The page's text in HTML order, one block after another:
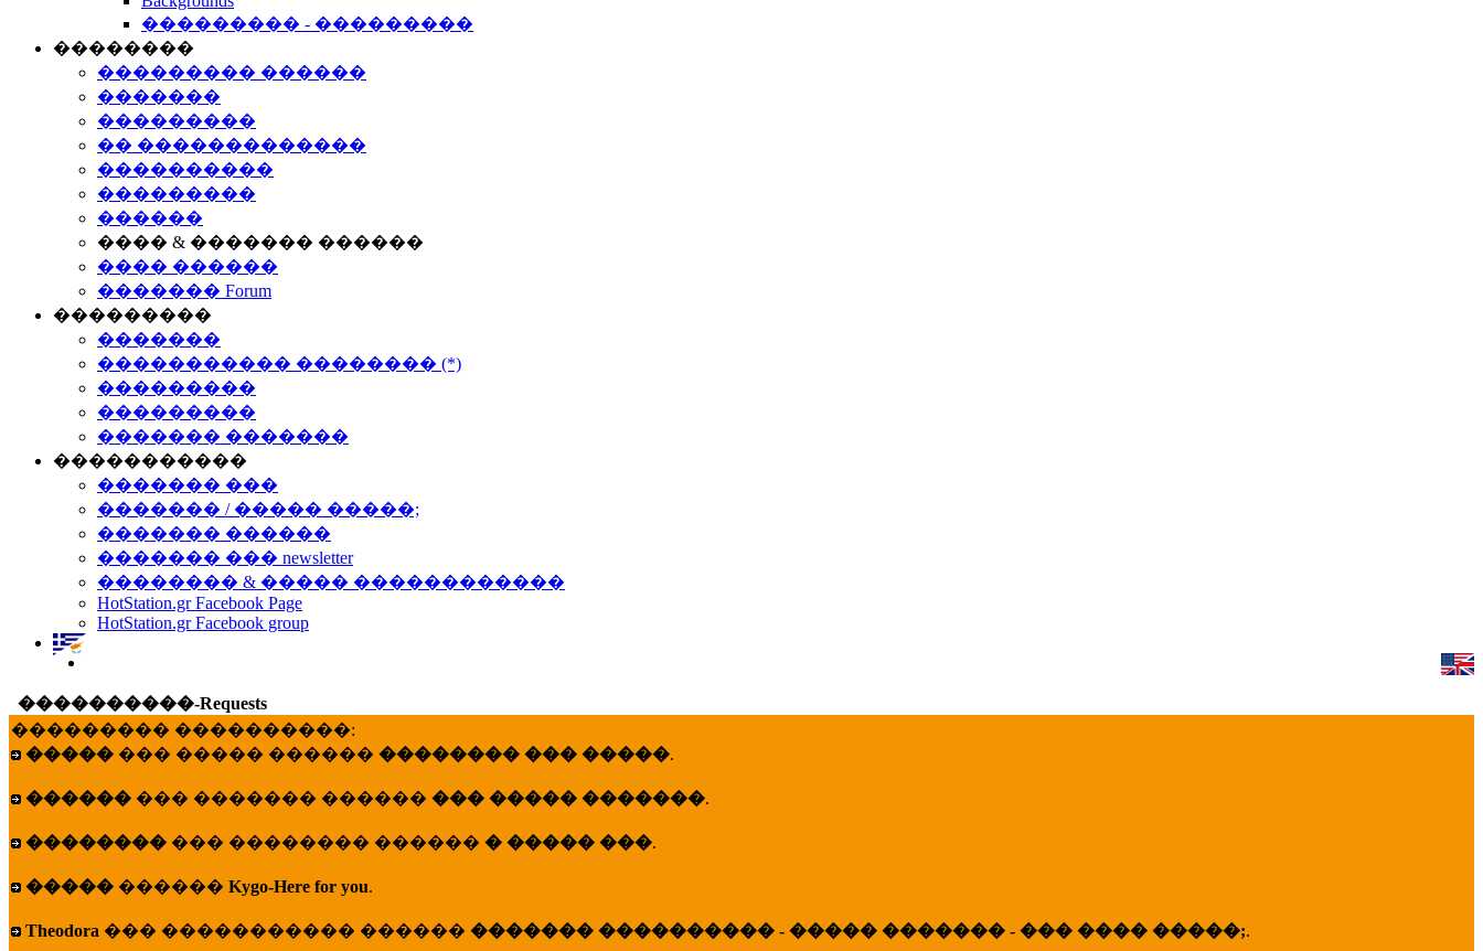
��������� - ���������
��������
��������� ������
�������
���������
�� �������������
����������
���������
������
���� & ������� ������
���� ������
������� Forum
���������
�������
����������� �������� (*)
���������
���������
������� �������
�����������
������� ���
������� / ����� �����;
������� ������
������� ��� newsletter
�������� & ����� ������������
HotStation.gr Facebook Page
HotStation.gr Facebook group
����������-Requests
��������� ����������:
����� ��� ����� ������ �������� ��� �����.
������ ��� ������� ������ ��� ����� �������.
�������� ��� �������� ������ � ����� ���.
����� ������ Kygo-Here for you.
Theodora ��� ����������� ������ ������� ���������� - ����� ������� - ��� ���� �����;.